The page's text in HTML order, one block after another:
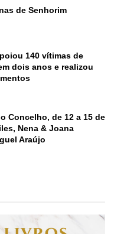
de Senhorim
140 vítimas de
dois anos e realizou
Concelho, de 12 a 15 de
Nena & Joana
Araújo